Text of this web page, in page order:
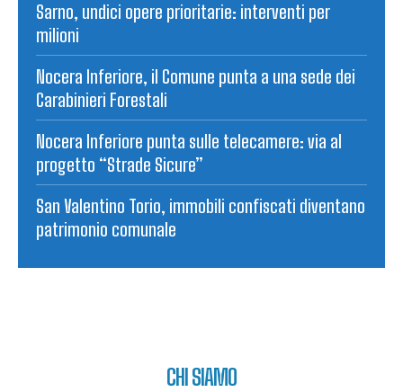
Sarno, undici opere prioritarie: interventi per
milioni
Nocera Inferiore, il Comune punta a una sede dei
Carabinieri Forestali
Nocera Inferiore punta sulle telecamere: via al
progetto “Strade Sicure”
San Valentino Torio, immobili confiscati diventano
patrimonio comunale
CHI SIAMO